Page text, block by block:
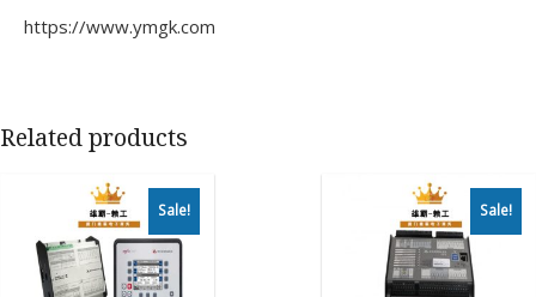
https://www.ymgk.com
Related products
Sale! Sale!